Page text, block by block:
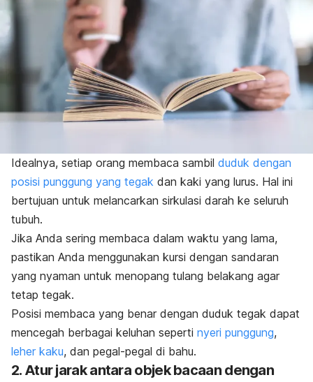
Idealnya, setiap orang membaca sambil duduk dengan
posisi punggung yang tegak dan kaki yang lurus. Hal ini
bertujuan untuk melancarkan sirkulasi darah ke seluruh
tubuh.
Jika Anda sering membaca dalam waktu yang lama,
pastikan Anda menggunakan kursi dengan sandaran
yang nyaman untuk menopang tulang belakang agar
tetap tegak.
Posisi membaca yang benar dengan duduk tegak dapat
mencegah berbagai keluhan seperti nyeri punggung,
leher kaku, dan pegal-pegal di bahu.
2. Atur jarak antara objek bacaan dengan